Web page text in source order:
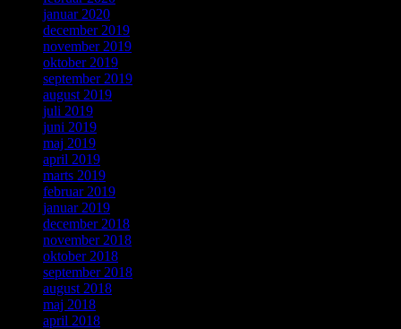
januar 2020
december 2019
november 2019
oktober 2019
september 2019
august 2019
juli 2019
juni 2019
maj 2019
april 2019
marts 2019
februar 2019
januar 2019
december 2018
november 2018
oktober 2018
september 2018
august 2018
maj 2018
april 2018